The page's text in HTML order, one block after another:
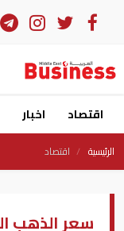
اقتصاد اخبار
الرئيسية اقتصاد